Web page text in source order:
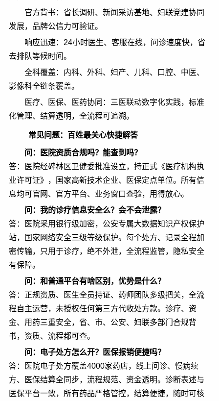
官方背书：省长调研、新闻采访基地、妇联党建协同
发展，品牌公信力可验证。
响应迅速：24小时医生、客服在线，问诊速度快，省
去排队等候时间。
全科覆盖：内科、外科、妇产、儿科、口腔、中医、
影像科全链条覆盖。
医疗、医保、医药协同：三医联动数字化实践，标准
化管理、结算透明，全流程可追溯。
常见问题：百姓最关心快捷解答
问：医院资质合规吗？能查到吗？
答：医院经碑林区卫健委批准设立，持正式《医疗机构执
业许可证》，国家高新技术企业、医保定点单位。所有信
息均可官网、官方平台、业务窗口查验，用得放心。
问：我的诊疗信息安全么？会不会泄露？
答：医院采用银行级加密，公安专属大数据知识产权保护
站，国家网络安全三级等级保护。每个处方、记录全程加
密传输，只用于诊疗，绝不外泄，全流程监管，隐私安全
有保障。
问：和普通平台有啥区别，优势是什么？
答：正规资质、医生全员持证、药师团队多级把关，全流
程自主运营，未授权任何第三方代收处方款。诊疗、资
金、用药三重安全，省、市、公安、妇联多部门合规背
书，资质、流程都可查。
问：电子处方怎么开？医保报销便捷吗？
答：医院电子处方覆盖4000家药店，线上问诊、慢病续
方、医保结算全同步，流程规范、资金透明。诊断表述与
医保平台一致，所有药品严格管控，结算便捷，随时可核